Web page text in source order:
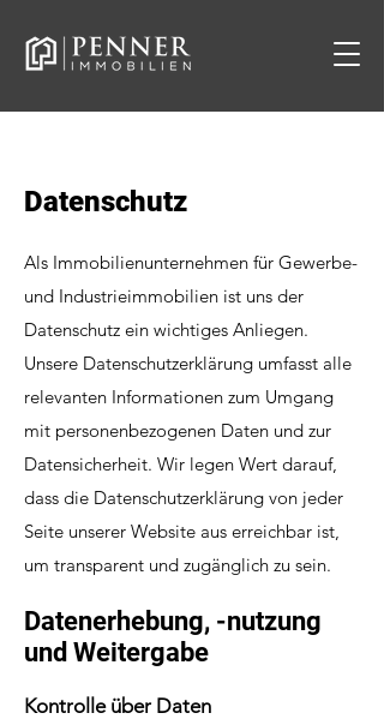
Datenschutz
Als Immobilienunternehmen für Gewerbe-
und Industrieimmobilien ist uns der
Datenschutz ein wichtiges Anliegen.
Unsere Datenschutzerklärung umfasst alle
relevanten Informationen zum Umgang
mit personenbezogenen Daten und zur
Datensicherheit. Wir legen Wert darauf,
dass die Datenschutzerklärung von jeder
Seite unserer Website aus erreichbar ist,
um transparent und zugänglich zu sein.
Datenerhebung, -nutzung
und Weitergabe
Kontrolle über Daten